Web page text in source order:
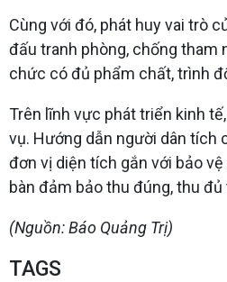
Cùng với đó, phát huy vai trò
đấu tranh phòng, chống tham
chức có đủ phẩm chất, trình
Trên lĩnh vực phát triển kinh
vụ. Hướng dẫn người dân tích
đơn vị diện tích gắn với bảo
bàn đảm bảo thu đúng, thu
(Nguồn: Báo Quảng Trị)
TAGS